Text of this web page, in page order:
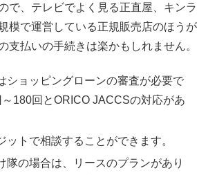
で、テレビでよく見る正直屋、キンラ
模で運営している正規販売店のほうが
支払いの手続きは楽かもしれません。
ショッピングローンの審査が必要で
180回とORICO JACCSの対応があ
ットで相談することができます。
隊の場合は、リースのプランがあり